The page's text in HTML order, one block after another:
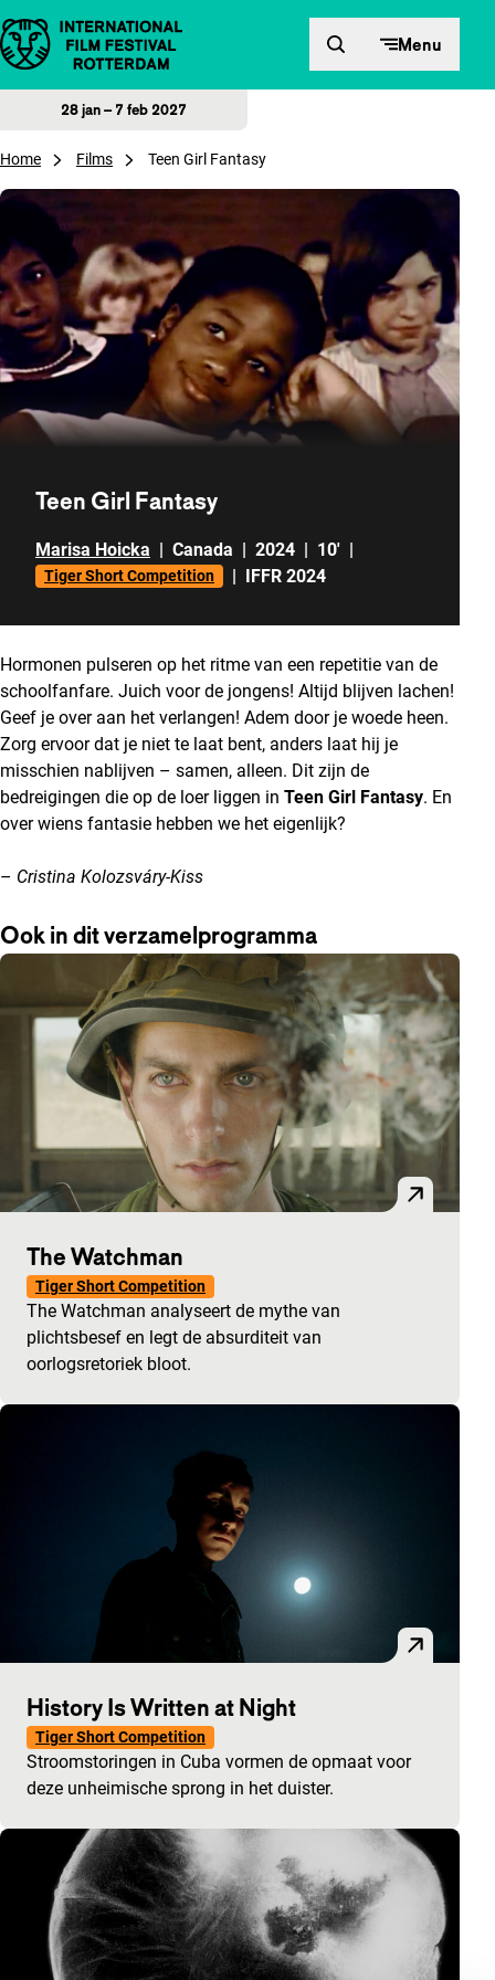
Direct naar inhoud Menu
28 jan – 7 feb 2027
Home Films Teen Girl Fantasy
Teen Girl Fantasy
Marisa Hoicka | Canada | 2024 | 10' |
Tiger Short Competition | IFFR 2024
Hormonen pulseren op het ritme van een repetitie van de
schoolfanfare. Juich voor de jongens! Altijd blijven lachen!
Geef je over aan het verlangen! Adem door je woede heen.
Zorg ervoor dat je niet te laat bent, anders laat hij je
misschien nablijven – samen, alleen. Dit zijn de
bedreigingen die op de loer liggen in Teen Girl Fantasy. En
over wiens fantasie hebben we het eigenlijk?
– Cristina Kolozsváry-Kiss
Ook in dit verzamelprogramma
The Watchman
Tiger Short Competition
The Watchman analyseert de mythe van
plichtsbesef en legt de absurditeit van
oorlogsretoriek bloot.
History Is Written at Night
Tiger Short Competition
Stroomstoringen in Cuba vormen de opmaat voor
deze unheimische sprong in het duister.